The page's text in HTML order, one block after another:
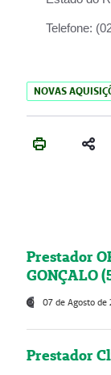
Telefone:
NOVAS
Prestador
GONÇALO
07 de Agosto de
Prestador